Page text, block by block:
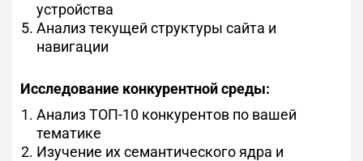
устройства
Анализ текущей структуры сайта и
навигации
Исследование конкурентной среды:
Анализ ТОП-10 конкурентов по вашей
тематике
Изучение их семантического ядра и